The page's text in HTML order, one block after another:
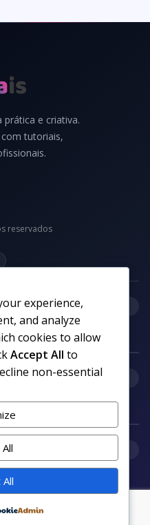
e criativa.
tutoriais,
reservados
no WhatsApp
experience,
and analyze
cookies to allow
Accept All to
non-essential